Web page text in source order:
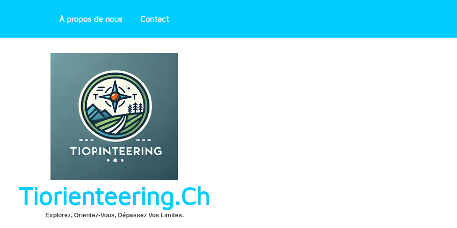
À propos de nous Contact
Tiorienteering.ch
Explorez, Orientez-Vous, Dépassez Vos Limites.